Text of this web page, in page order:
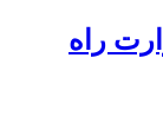
راه